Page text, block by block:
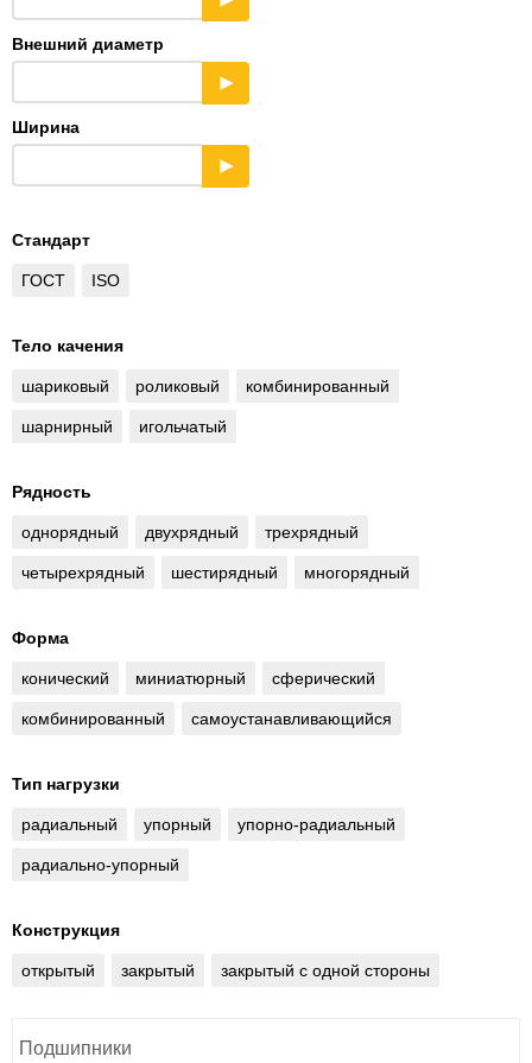
Внешний диаметр
▶
Ширина
▶
Стандарт
ГОСТ ISO
Тело качения
шариковый роликовый комбинированный
шарнирный игольчатый
Рядность
однорядный двухрядный трехрядный
четырехрядный шестирядный многорядный
Форма
конический миниатюрный сферический
комбинированный самоустанавливающийся
Тип нагрузки
радиальный упорный упорно-радиальный
радиально-упорный
Конструкция
открытый закрытый закрытый с одной стороны
Подшипники